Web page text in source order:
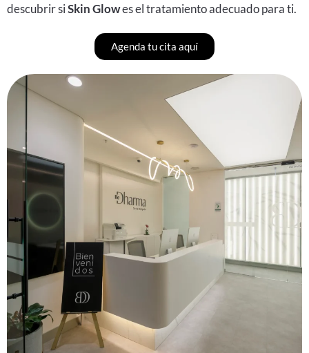
descubrir siSkin Glowes el tratamiento adecuado para ti.
Agenda tu cita aquí